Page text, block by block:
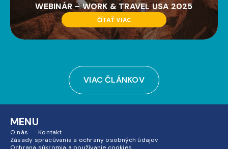
WEBINÁR – WORK & TRAVEL USA 2025
ČÍTAŤ VIAC
VIAC ČLÁNKOV
MENU
O nás
Kontakt
Zásady spracúvania a ochrany osobných údajov
Ochrana súkromia a používanie cookies